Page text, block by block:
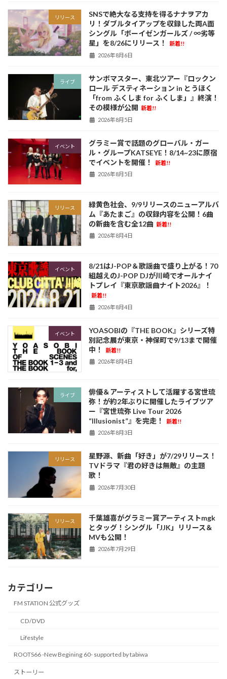
リリース
SNSで絶大なる支持を得るナナヲアカ
リ！ダブルタイアップを収録した両A面
シングル「ボーイゼンガールズ / ∞劣等
星」を8/26にリリース！
新着!!
2026年8月6日
ライブ
サンボマスター、東北ツアー『ロックン
ロール デスティネーション in とうほく
「from ふくしま for ふくしま」』終演！
その模様が公開 新着!!
2026年8月5日
イベント
グラミー賞で話題のグローバル・ガー
ル・グループKATSEYE！8/14~23に原宿
でイベントを開催！
新着!!
2026年8月5日
リリース
緑黄色社会、9/9リリースのニューアルバ
ム『あたまご』の収録内容を公開！6曲
の新曲を含む全12曲 新着!!
2026年8月4日
イベント
8/21はJ-POP＆歌謡曲で盛り上がる！70
組越えのJ-POP DJが川崎でオールナイ
トプレイ『東京歌謡曲ナイト2026』！
新着!!
2026年8月4日
イベント
YOASOBIの『THE BOOK』シリーズ特
別記念展が東京・神保町で9/13まで開催
中！
新着!!
2026年8月4日
ライブ
俳優＆アーティストして活躍する宮世琉
弥！が約2年ぶりに開催したライブツア
ー『宮世琉弥 Live Tour 2026
“Illusionist”』を完走！
新着!!
2026年8月3日
リリース
星野源、新曲「好き」が7/29リリース！
TVドラマ『君の好きは無敵』の主題
歌！
2026年7月30日
リリース
千葉雄喜がグラミー賞アーティストmgk
とタッグ！シングル「JJK」リリース＆
MVも公開！
2026年7月29日
カテゴリー
FM STATION 公式グッズ
CD/DVD
Lifestyle
ROOTS66 -New Begining 60- supported by tabiwa
ストーリー